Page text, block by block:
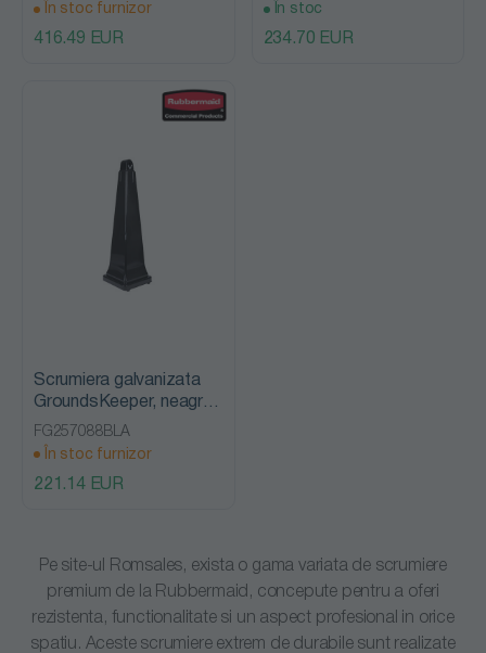
În stoc furnizor
416.49 EUR
În stoc
234.70 EUR
Scrumiera galvanizata
GroundsKeeper, neagra,
Rubbermaid
FG257088BLA
În stoc furnizor
221.14 EUR
Pe site-ul Romsales, exista o gama variata de scrumiere
premium de la Rubbermaid , concepute pentru a oferi
rezistenta, functionalitate si un aspect profesional in orice
spatiu. Aceste scrumiere extrem de durabile sunt realizate